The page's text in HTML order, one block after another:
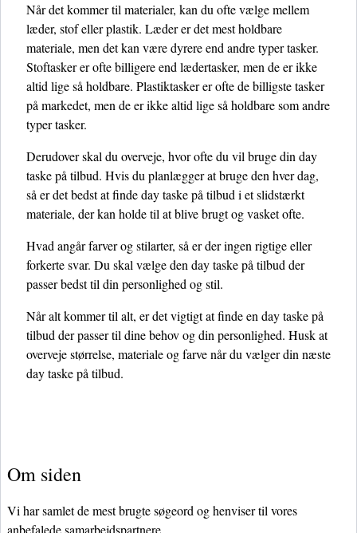
Når det kommer til materialer, kan du ofte vælge mellem
læder, stof eller plastik. Læder er det mest holdbare
materiale, men det kan være dyrere end andre typer tasker.
Stoftasker er ofte billigere end lædertasker, men de er ikke
altid lige så holdbare. Plastiktasker er ofte de billigste tasker
på markedet, men de er ikke altid lige så holdbare som andre
typer tasker.
Derudover skal du overveje, hvor ofte du vil bruge din day
taske på tilbud. Hvis du planlægger at bruge den hver dag,
så er det bedst at finde day taske på tilbud i et slidstærkt
materiale, der kan holde til at blive brugt og vasket ofte.
Hvad angår farver og stilarter, så er der ingen rigtige eller
forkerte svar. Du skal vælge den day taske på tilbud der
passer bedst til din personlighed og stil.
Når alt kommer til alt, er det vigtigt at finde en day taske på
tilbud der passer til dine behov og din personlighed. Husk at
overveje størrelse, materiale og farve når du vælger din næste
day taske på tilbud.
Om siden
Vi har samlet de mest brugte søgeord og henviser til vores
anbefalede samarbejdspartnere.